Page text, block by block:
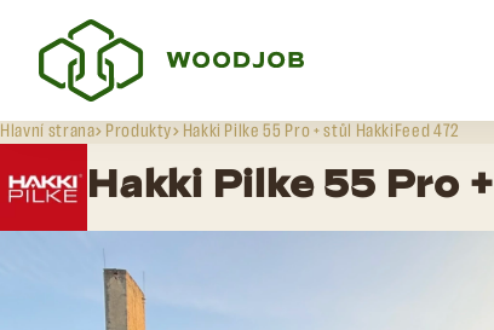
Hlavní strana Produkty Hakki Pilke 55 Pro + stůl HakkiFeed 472
Hakki Pilke 55 Pro